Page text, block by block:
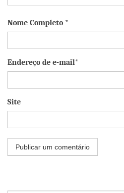
Nome Completo *
Endereço de e-mail*
Site